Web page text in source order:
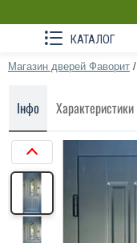
КАТАЛОГ
Магазин дверей Фаворит /
Інфо Характеристики